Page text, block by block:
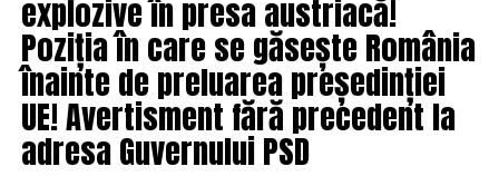
explozive în presa austriacă!
Poziția în care se găsește România
înainte de preluarea președinției
UE! Avertisment fără precedent la
adresa Guvernului PSD